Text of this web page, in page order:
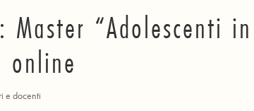
Master “Adolescenti in
online
e docenti